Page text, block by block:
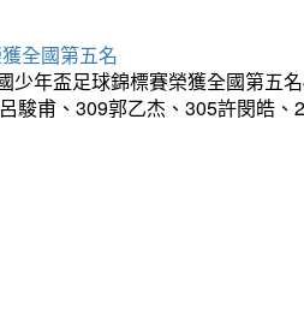
全國第五名
少年盃足球錦標賽榮獲全國第五
駿甫、309郭乙杰、305許閔皓